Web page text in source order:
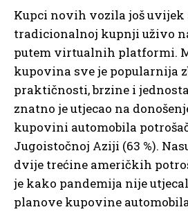
Kupci novih vozila još
tradicionalnoj kupnji uživo
putem virtualnih platformi.
kupovina sve je popularnija
praktičnosti, brzine i
znatno je utjecao na
kupovini automobila
Jugoistočnoj Aziji (63 %).
dvije trećine američkih
je kako pandemija nije
planove kupovine